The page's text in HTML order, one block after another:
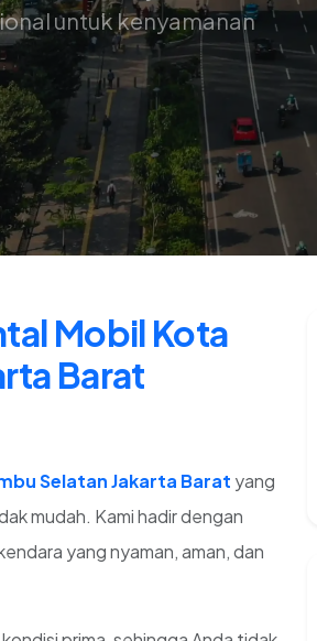
untuk kenyamanan
Mobil Kota
Barat
Selatan Jakarta Barat yang
mudah. Kami hadir dengan
yang nyaman, aman, dan